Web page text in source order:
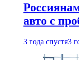
авто с
3 года спустя3